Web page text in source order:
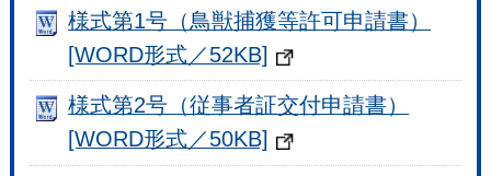
様式第1号（鳥獣捕獲等許可申請書）
[WORD形式／52KB]
様式第2号（従事者証交付申請書）
[WORD形式／50KB]